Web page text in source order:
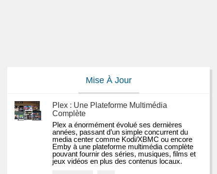
Mise À Jour
Plex : Une Plateforme Multimédia
Complète
Plex a énormément évolué ses dernières
années, passant d’un simple concurrent du
media center comme Kodi/XBMC ou encore
Emby à une plateforme multimédia complète
pouvant fournir des séries, musiques, films et
jeux vidéos en plus des contenus locaux.